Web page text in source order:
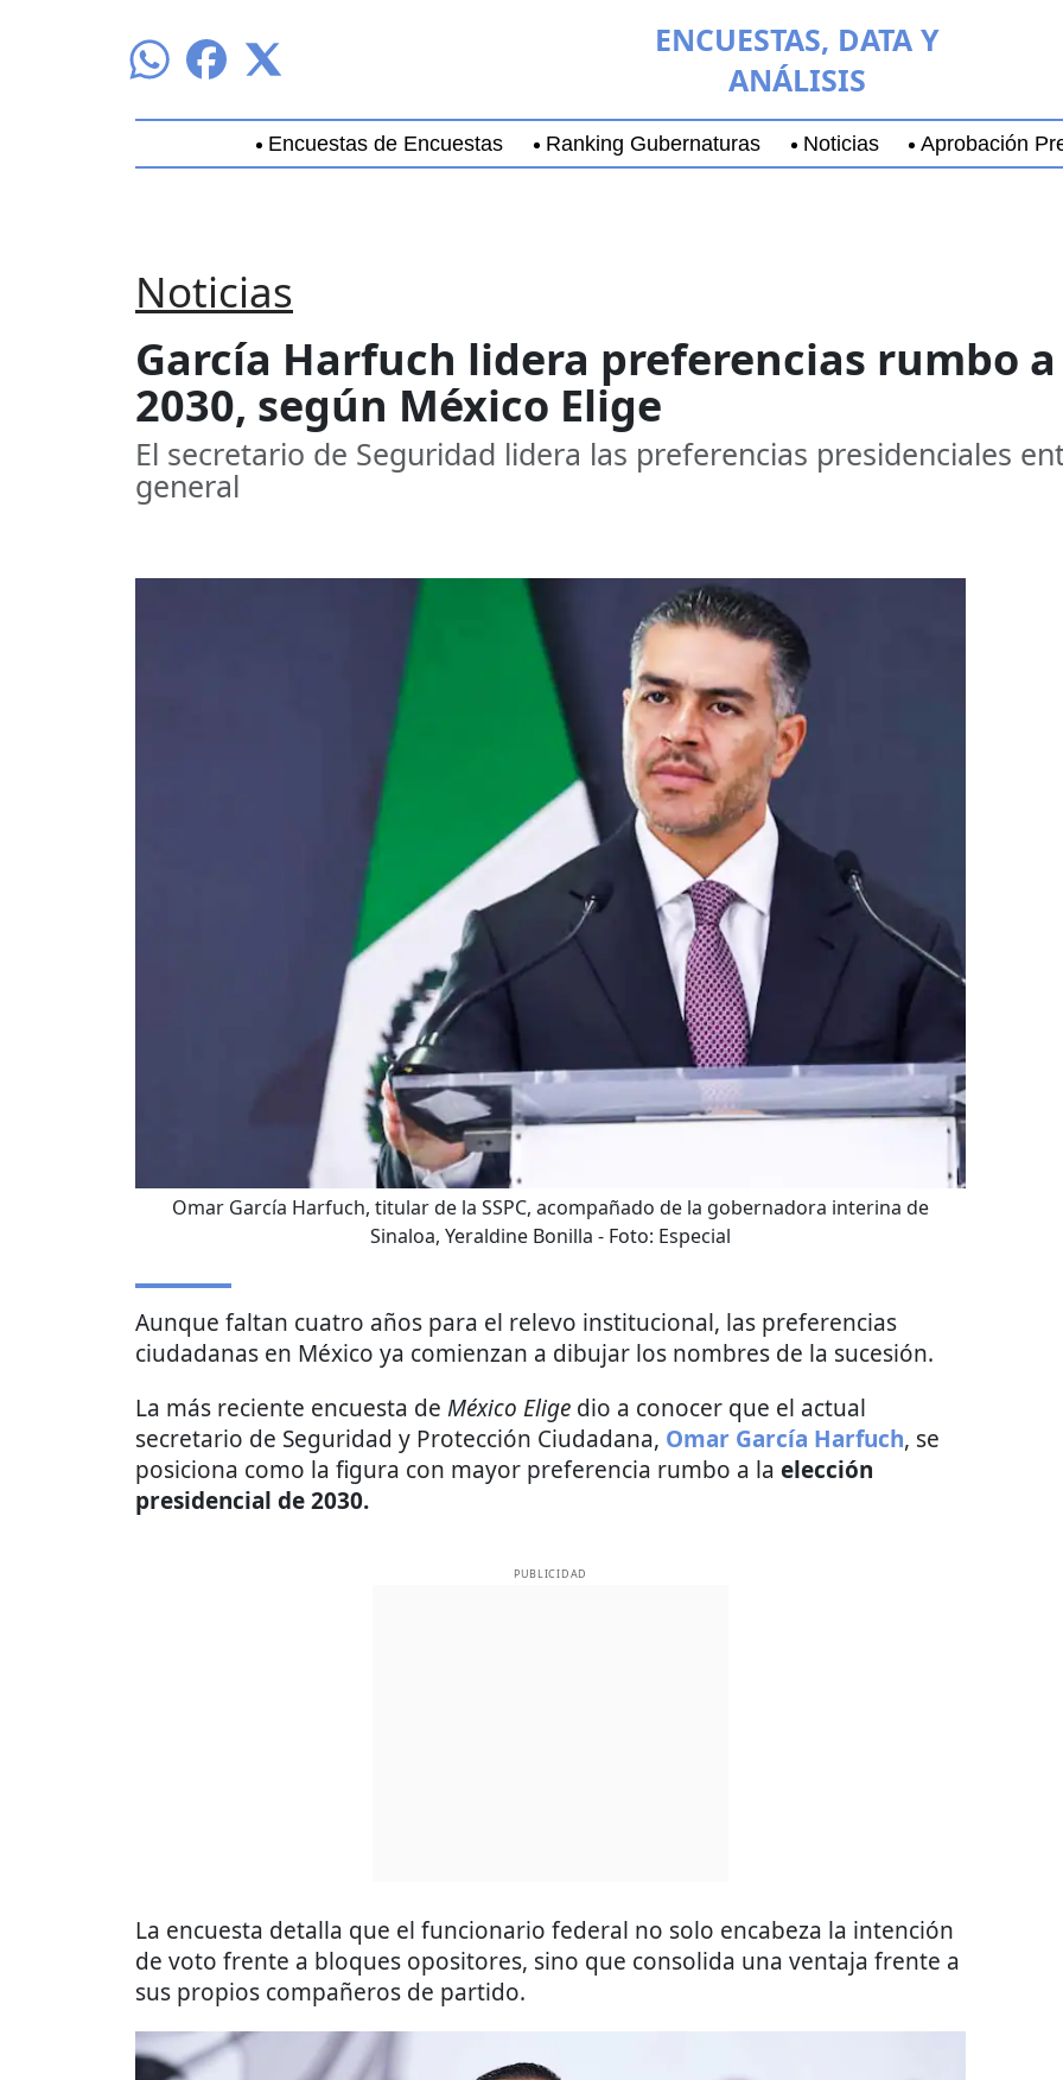
ENCUESTAS, DATA Y
ANÁLISIS
Encuestas de Encuestas Ranking Gubernaturas Noticias Aprobación
Noticias
García Harfuch lidera preferencias rumbo
2030, según México Elige
El secretario de Seguridad lidera las preferencias presidenciales
general
Omar García Harfuch, titular de la SSPC, acompañado de la gobernadora interina de
Sinaloa, Yeraldine Bonilla - Foto: Especial
Aunque faltan cuatro años para el relevo institucional, las preferencias
ciudadanas en México ya comienzan a dibujar los nombres de la sucesión.
La más reciente encuesta de México Elige dio a conocer que el actual
secretario de Seguridad y Protección Ciudadana, Omar García Harfuch, se
posiciona como la figura con mayor preferencia rumbo a la elección
presidencial de 2030.
PUBLICIDAD
La encuesta detalla que el funcionario federal no solo encabeza la intención
de voto frente a bloques opositores, sino que consolida una ventaja frente a
sus propios compañeros de partido.